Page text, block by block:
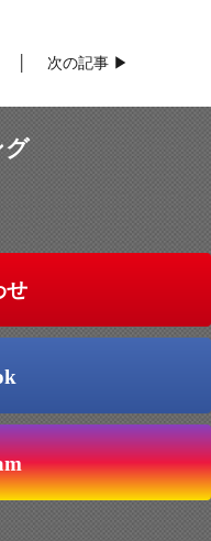
次の記事 ▶
グ
せ